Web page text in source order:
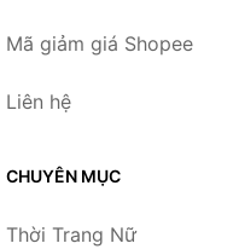
Mã giảm giá Shopee
Liên hệ
CHUYÊN MỤC
Thời Trang Nữ